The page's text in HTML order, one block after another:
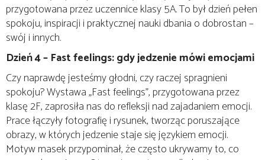
przygotowana przez uczennice klasy 5A. To był dzień pełen
spokoju, inspiracji i praktycznej nauki dbania o dobrostan –
swój i innych.
Dzień 4 – Fast feelings: gdy jedzenie mówi emocjami
Czy naprawdę jesteśmy głodni, czy raczej spragnieni
spokoju? Wystawa „Fast feelings”, przygotowana przez
klasę 2F, zaprosiła nas do refleksji nad zajadaniem emocji.
Prace łączyły fotografię i rysunek, tworząc poruszające
obrazy, w których jedzenie staje się językiem emocji.
Motyw masek przypominał, że często ukrywamy to, co